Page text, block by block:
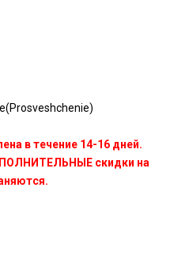
в течение 14-16 дней.
скидки на